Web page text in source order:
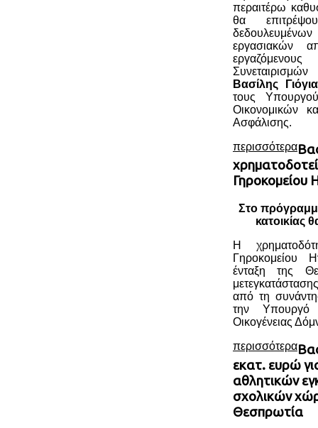
περαιτέρω
θα
εργασιακών
Βασίλης
τους
Οικονομικών
Ασφάλισης.
περισσότερα
Γηροκομείου
Στο
κατοικίας
Η
Γηροκομείου
ένταξη της
από τη
την Υπουργό
Οικογένειας
περισσότερα
εκατ. ευρώ
αθλητικών
σχολικών
Θεσπρωτία